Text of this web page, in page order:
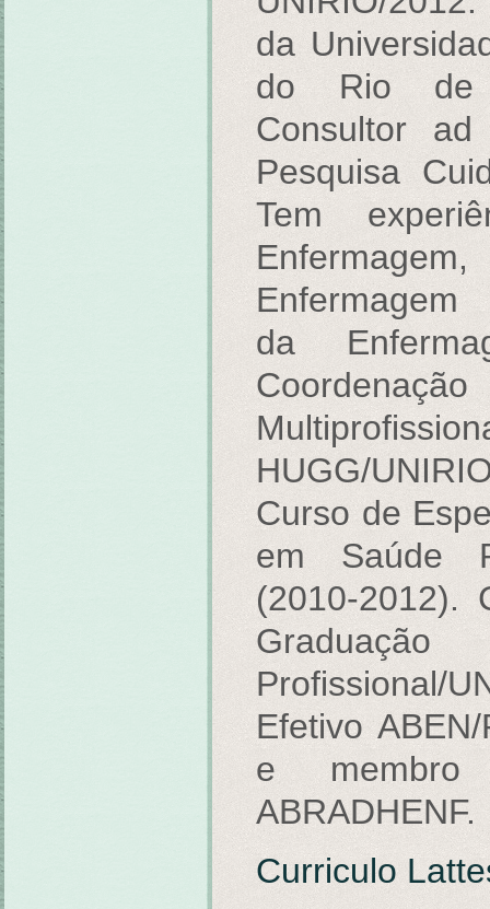
da
do Rio de
Consultor
Pesquisa
Tem
Enfermagem
da
HUGG/
Curso de
em Saúde
(2010-2012).
Profissional/
Efetivo
e
ABRADHENF.
Curriculo